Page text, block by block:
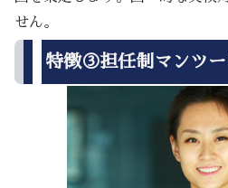
せん。
特徴③担任制マンツー